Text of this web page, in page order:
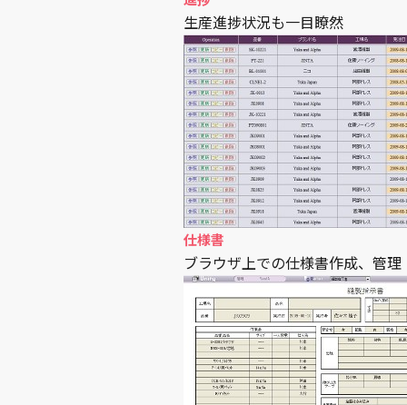
生産進捗状況も一目瞭然
仕様書
ブラウザ上での仕様書作成、管理